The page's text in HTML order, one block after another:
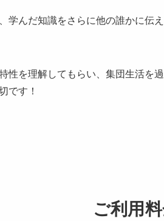
学んだ知識をさらに他の誰かに伝
性を理解してもらい、集団生活を
です！
ご利用